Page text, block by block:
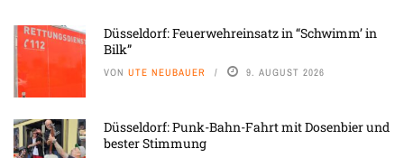
Düsseldorf: Feuerwehreinsatz in “Schwimm’ in
Bilk”
VON UTE NEUBAUER 9. AUGUST 2026
Düsseldorf: Punk-Bahn-Fahrt mit Dosenbier und
bester Stimmung